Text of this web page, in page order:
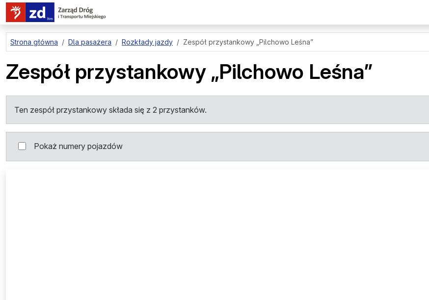
przejdź do treści strony
Strona główna Dla pasażera Rozkłady jazdy Zespół przystankowy „Pilchowo Leśna”
Zespół przystankowy „Pilchowo Leśna”
Ten zespół przystankowy składa się z 2 przystanków.
Pokaż numery pojazdów